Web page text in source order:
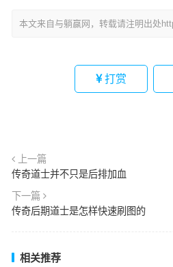
本文来自与躺赢网，转载请注明出处
打赏
上一篇
传奇道士并不只是后排加血
下一篇
传奇后期道士是怎样快速刷图的
相关推荐